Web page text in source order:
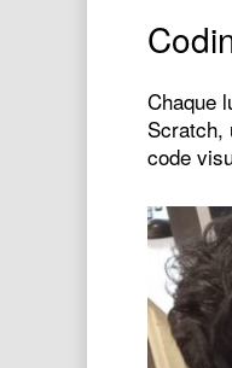
Chaque
Scratch,
code